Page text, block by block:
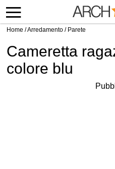
Home /Arredamento / Parete
Cameretta
colore blu